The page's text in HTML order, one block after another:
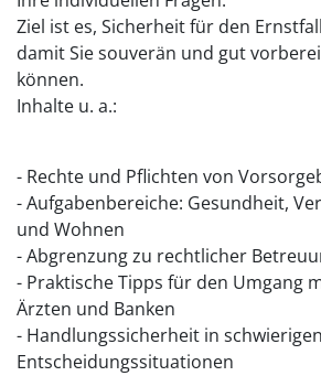
Ziel ist es, Sicherheit für den
damit Sie souverän und gut
können.
Inhalte u. a.:
- Rechte und Pflichten von
- Aufgabenbereiche: Gesundheit,
und Wohnen
- Abgrenzung zu rechtlicher
- Praktische Tipps für den Umgang
Ärzten und Banken
- Handlungssicherheit in schwierigen
Entscheidungssituationen